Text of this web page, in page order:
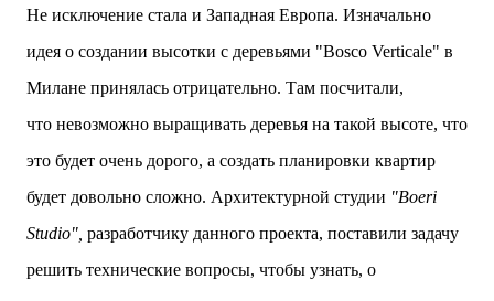
Не исключение стала и Западная Европа. Изначально
идея о создании высотки с деревьями "Bosco Verticale" в
Милане принялась отрицательно. Там посчитали,
что невозможно выращивать деревья на такой высоте, что
это будет очень дорого, а создать планировки квартир
будет довольно сложно. Архитектурной студии "Boeri
Studio", разработчику данного проекта, поставили задачу
решить технические вопросы, чтобы узнать, о